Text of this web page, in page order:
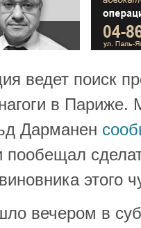
ведет поиск
в Париже.
Дарманен
пообещал
этого
вечером в